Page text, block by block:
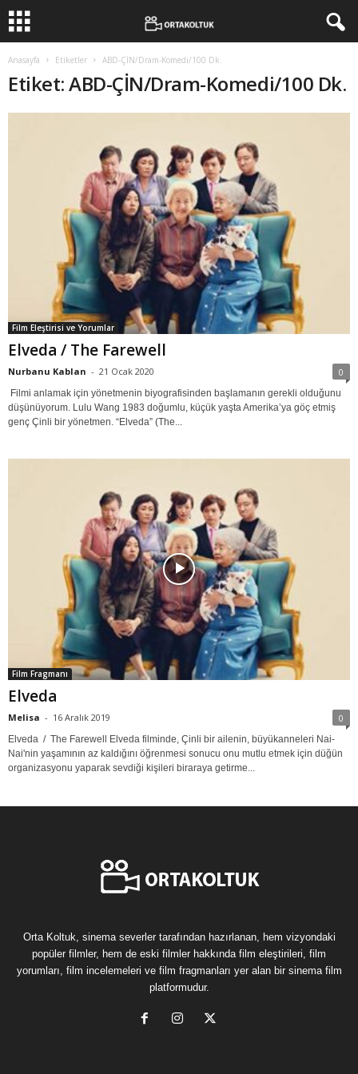
Anasayfa Etiketler ABD-ÇİN/Dram-Komedi/100 Dk.
Etiket: ABD-ÇİN/Dram-Komedi/100 Dk.
Film Eleştirisi ve Yorumlar
Elveda / The Farewell
Nurbanu Kablan - 21 Ocak 2020 0
Filmi anlamak için yönetmenin biyografisinden başlamanın gerekli olduğunu
düşünüyorum. Lulu Wang 1983 doğumlu, küçük yaşta Amerika’ya göç etmiş
genç Çinli bir yönetmen. “Elveda” (The...
Film Fragmanı
Elveda
Melisa - 16 Aralık 2019 0
Elveda / The Farewell Elveda filminde, Çinli bir ailenin, büyükanneleri Nai-
Nai'nin yaşamının az kaldığını öğrenmesi sonucu onu mutlu etmek için düğün
organizasyonu yaparak sevdiği kişileri biraraya getirme...
Orta Koltuk, sinema severler tarafından hazırlanan, hem vizyondaki
popüler filmler, hem de eski filmler hakkında film eleştirileri, film
yorumları, film incelemeleri ve film fragmanları yer alan bir sinema film
platformudur.